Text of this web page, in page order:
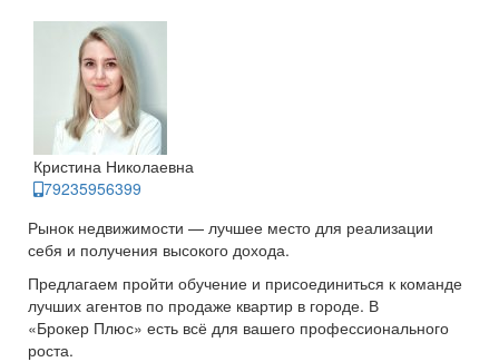
Кристина Николаевна
79235956399
Рынок недвижимости — лучшее место для реализации
себя и получения высокого дохода.
Предлагаем пройти обучение и присоединиться к команде
лучших агентов по продаже квартир в городе. В
«Брокер Плюс» есть всё для вашего профессионального
роста.